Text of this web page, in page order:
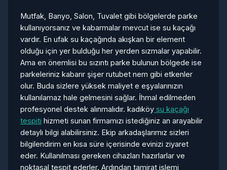
Mutfak, Banyo, Salon, Tuvalet gibi bölgelerde parke
kullanıyorsanız ve kabarmalar mevcut ise su kaçağı
vardır. En ufak su kaçağında akışkan bir element
olduğu için yer bulduğu her yerden sızmalar yapabilir.
Ama en önemlisi bu sızıntı parke bulunun bölgede ise
parkeleriniz kabarır şişer rutubet nem gibi etkenler
olur. Buda sizlere yüksek maliyet e eşyalarınızın
kullanılamaz hale gelmesini sağlar. İhmal edilmeden
profesyonel destek alınmalıdır. kadıköysu kaçağı
tespiti hizmeti sunan firmamızı istediğiniz an arayabilir
detaylı bilgi alabilirsiniz. Ekip arkadaşlarımız sizleri
bilgilendirim en kısa süre içerisinde evinizi ziyaret
eder. Kullanılması gereken cihazları hazırlarlar ve
noktasal tespit ederler. Ardından tamirat işlemi